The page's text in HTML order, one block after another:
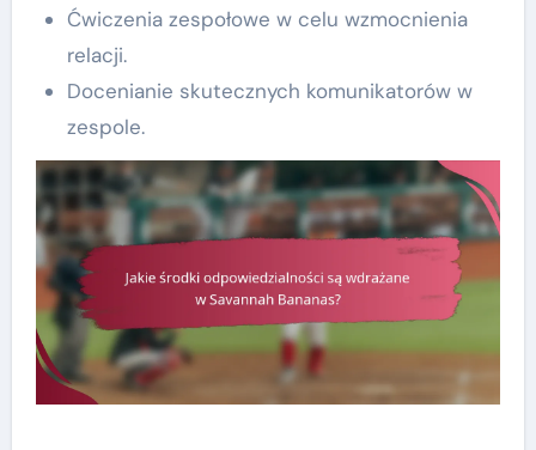
Ćwiczenia zespołowe w celu wzmocnienia
relacji.
Docenianie skutecznych komunikatorów w
zespole.